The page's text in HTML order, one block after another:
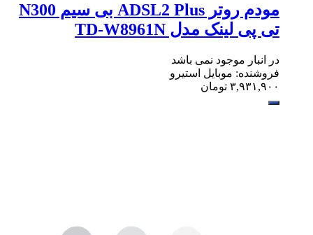
مودم روتر ADSL2 Plus بی‌ سیم N300
تی پی لینک مدل TD-W8961N
در انبار موجود نمی باشد
فروشنده: موبایل استیرو
۳,۹۳۱,۹۰۰ تومان